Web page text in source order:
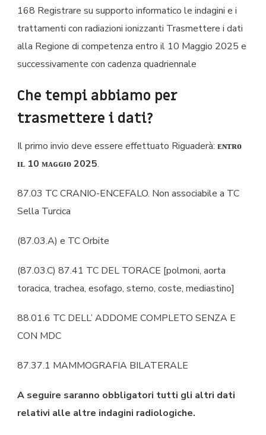
168 Registrare su supporto informatico le indagini e i
trattamenti con radiazioni ionizzanti Trasmettere i dati
alla Regione di competenza entro il 10 Maggio 2025 e
successivamente con cadenza quadriennale
Che tempi abbiamo per
trasmettere i dati?
Il primo invio deve essere effettuato Riguaderà:ᴇɴᴛʀᴏ
ɪʟ 10 ᴍᴀɢɢɪᴏ 2025.
87.03 TC CRANIO-ENCEFALO. Non associabile a TC
Sella Turcica
(87.03.A) e TC Orbite
(87.03.C) 87.41 TC DEL TORACE [polmoni, aorta
toracica, trachea, esofago, sterno, coste, mediastino]
88.01.6 TC DELL’ ADDOME COMPLETO SENZA E
CON MDC
87.37.1 MAMMOGRAFIA BILATERALE
A seguire saranno obbligatori tutti gli altri dati
relativi alle altre indagini radiologiche.